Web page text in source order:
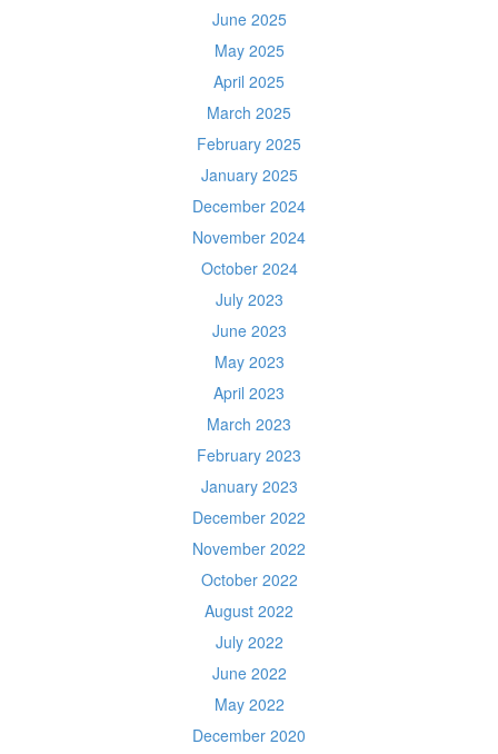
June 2025
May 2025
April 2025
March 2025
February 2025
January 2025
December 2024
November 2024
October 2024
July 2023
June 2023
May 2023
April 2023
March 2023
February 2023
January 2023
December 2022
November 2022
October 2022
August 2022
July 2022
June 2022
May 2022
December 2020